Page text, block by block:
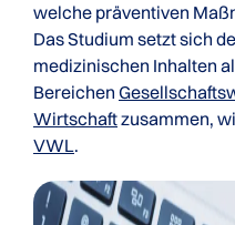
welche präventiven
Das Studium setzt sich
medizinischen Inhalten
Bereichen
Wirtschaftzusammen,
VWL.